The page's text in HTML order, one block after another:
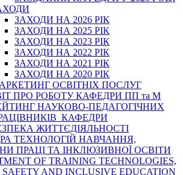
ЗАХОДИ НА 2026 РІК
ЗАХОДИ НА 2025 РІК
ЗАХОДИ НА 2023 РІК
ЗАХОДИ НА 2022 РІК
ЗАХОДИ НА 2021 РІК
ЗАХОДИ НА 2020 РІК
ОСВІТНІХ ПОСЛУГ
ПРО РОБОТУ КАФЕДРИ ПП та М
НАУКОВО-ПЕДАГОГІЧНИХ
КАФЕДРИ
ЖИТТЄДІЯЛЬНОСТІ
ТЕХНОЛОГІЙ НАВЧАННЯ,
ПРАЦІ ТА ІНКЛЮЗИВНОЇ ОСВІТИ
OF TRAINING TECHNOLOGIES,
AND INCLUSIVE EDUCATION